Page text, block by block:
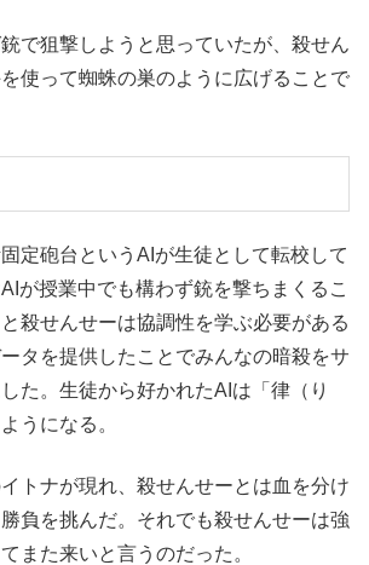
で狙撃しようと思っていたが、殺せん
使って蜘蛛の巣のように広げることで
定砲台というAIが生徒として転校して
が授業中でも構わず銃を撃ちまくるこ
殺せんせーは協調性を学ぶ必要がある
タを提供したことでみんなの暗殺をサ
た。生徒から好かれたAIは「律（り
うになる。
トナが現れ、殺せんせーとは血を分け
負を挑んだ。それでも殺せんせーは強
また来いと言うのだった。